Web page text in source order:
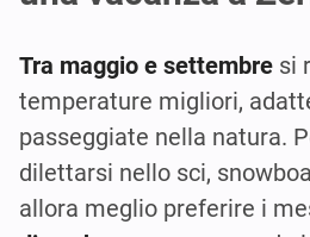
Tra maggio e settembre si
temperature migliori,
passeggiate nella natura.
dilettarsi nello sci,
allora meglio preferire i